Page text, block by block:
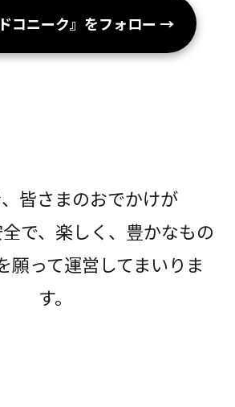
コニーク』をフォロー →
皆さまのおでかけが
で、楽しく、豊かなもの
願って運営してまいりま
す。